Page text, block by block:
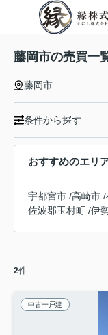
藤岡市の売買一
藤岡市
条件から探す
おすすめのエリ
宇都宮市 /高崎市 /
佐波郡玉村町 /伊
2件
中古一戸建